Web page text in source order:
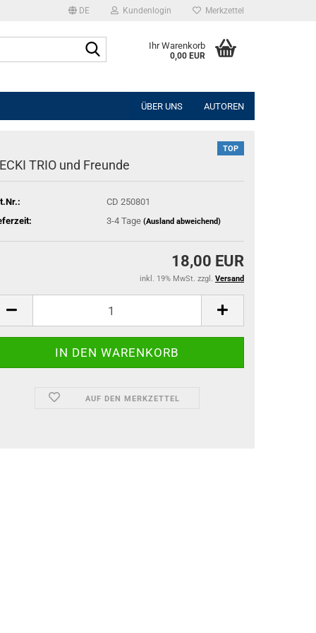
DE Kundenlogin
vergessen?
Merkzettel
Ihr Warenkorb
0,00 EUR
ÜBER UNS AUTOREN
TOP
TRIO und Freunde
CD 250801
3-4 Tage (Ausland abweichend)
18,00 EUR
inkl. 19% MwSt. zzgl. Versand
AUF DEN MERKZETTEL